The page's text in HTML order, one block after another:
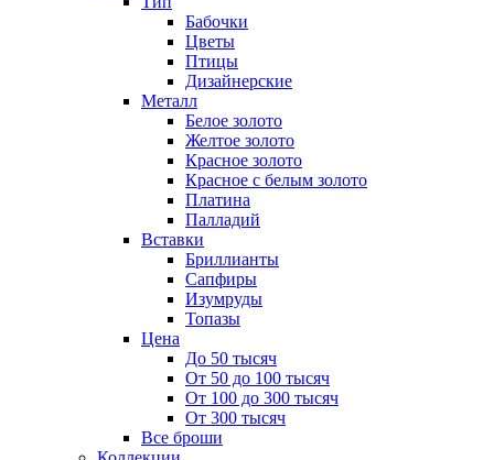
Бабочки
Цветы
Птицы
Дизайнерские
Металл
Белое золото
Желтое золото
Красное золото
Красное с белым золото
Платина
Палладий
Вставки
Бриллианты
Сапфиры
Изумруды
Топазы
Цена
До 50 тысяч
От 50 до 100 тысяч
От 100 до 300 тысяч
От 300 тысяч
Все броши